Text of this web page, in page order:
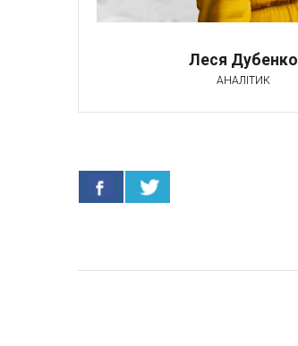
Леся Дубенко
АНАЛІТИК